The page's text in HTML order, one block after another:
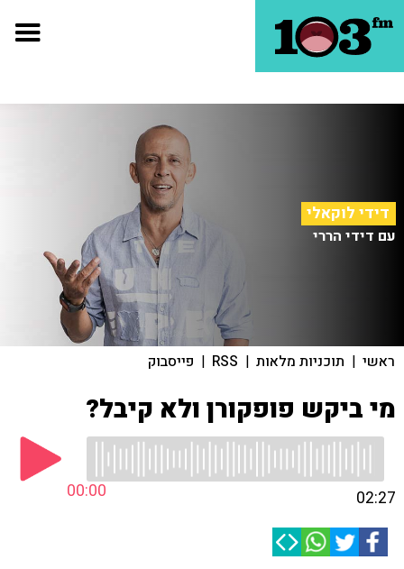
דידי לוקאלי
עם דידי הררי
ראשי | תוכניות מלאות |
RSS
| פייסבוק
מי ביקש פופקורן ולא קיבל?
00:00 02:27